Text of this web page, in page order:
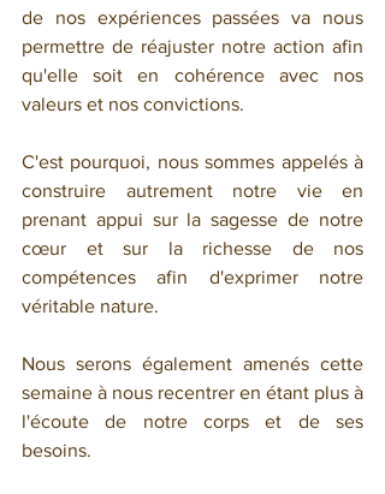
de nos expériences passées va nous
permettre de réajuster notre action afin
qu'elle soit en cohérence avec nos
valeurs et nos convictions.
C'est pourquoi, nous sommes appelés à
construire autrement notre vie en
prenant appui sur la sagesse de notre
cœur et sur la richesse de nos
compétences afin d'exprimer notre
véritable nature.
Nous serons également amenés cette
semaine à nous recentrer en étant plus à
l'écoute de notre corps et de ses
besoins.